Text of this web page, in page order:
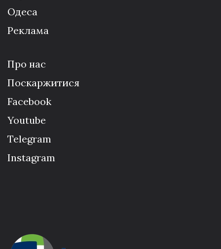
Одеса
Реклама
Про нас
Поскаржитися
Facebook
Youtube
Telegram
Instagram